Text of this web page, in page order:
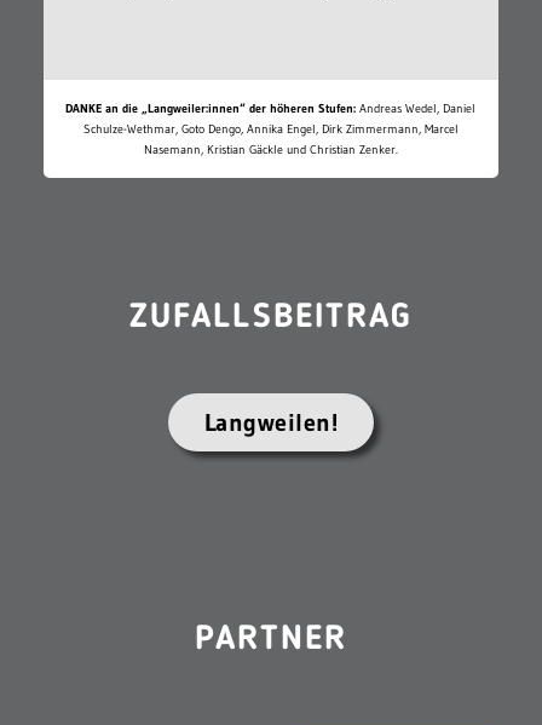
DANKE an die „Langweiler:innen“ der höheren Stufen: Andreas Wedel, Daniel
Schulze-Wethmar, Goto Dengo, Annika Engel, Dirk Zimmermann, Marcel
Nasemann, Kristian Gäckle und Christian Zenker.
ZUFALLSBEITRAG
Langweilen!
PARTNER